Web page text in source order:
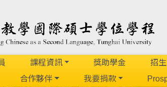
課程資訊 獎助學金 招
合作夥伴 我要捐款